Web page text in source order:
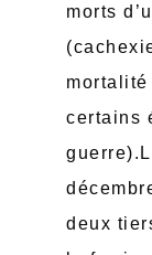
morts
certains
deux